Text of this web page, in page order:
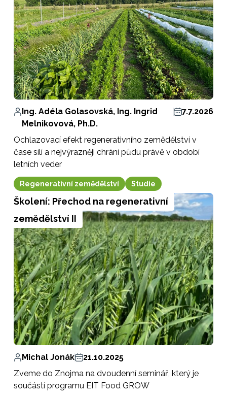
Ing. Adéla Golasovská, Ing. Ingrid
Melnikovová, Ph.D.
7.7.2026
Ochlazovací efekt regenerativního zemědělství v
čase sílí a nejvýrazněji chrání půdu právě v období
letních veder
Regenerativní zemědělství Studie
Školení: Přechod na regenerativní
zemědělství II
Michal Jonák
21.10.2025
Zveme do Znojma na dvoudenní seminář, který je
součástí programu EIT Food GROW